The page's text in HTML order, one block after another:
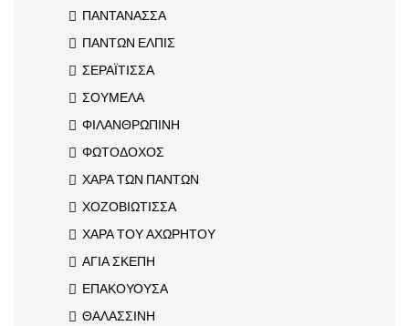
ΠΑΝΤΑΝΑΣΣΑ
ΠΑΝΤΩΝ ΕΛΠΙΣ
ΣΕΡΑΪΤΙΣΣΑ
ΣΟΥΜΕΛΑ
ΦΙΛΑΝΘΡΩΠΙΝΗ
ΦΩΤΟΔΟΧΟΣ
ΧΑΡΑ ΤΩΝ ΠΑΝΤΩΝ
ΧΟΖΟΒΙΩΤΙΣΣΑ
ΧΑΡΑ ΤΟΥ ΑΧΩΡΗΤΟΥ
ΑΓΙΑ ΣΚΕΠΗ
ΕΠΑΚΟΥΟΥΣΑ
ΘΑΛΑΣΣΙΝΗ